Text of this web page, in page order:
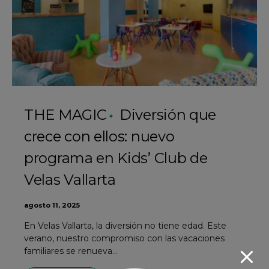
THE MAGIC
Diversión que
crece con ellos: nuevo
programa en Kids’ Club de
Velas Vallarta
agosto 11, 2025
En Velas Vallarta, la diversión no tiene edad. Este
verano, nuestro compromiso con las vacaciones
familiares se renueva…